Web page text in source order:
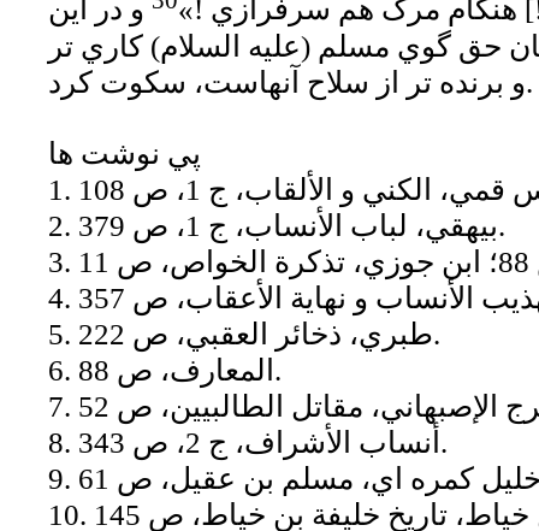
هنگام مرگ هم سرفرازي !»
و در اين
حق گوي مسلم (عليه السلام) كاري تر
و برنده تر از سلاح آنهاست، سكوت كرد.
پي نوشت ها
2. بيهقي، لباب الأنساب، ج 1، ص 379.
5. طبري، ذخائر العقبي، ص 222.
6. المعارف، ص 88.
8. أنساب الأشراف، ج 2، ص 343.